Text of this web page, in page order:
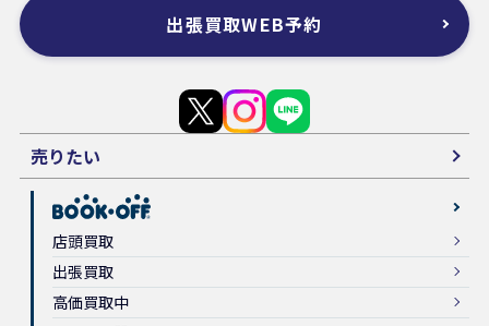
出張買取WEB予約
売りたい
店頭買取
出張買取
高価買取中